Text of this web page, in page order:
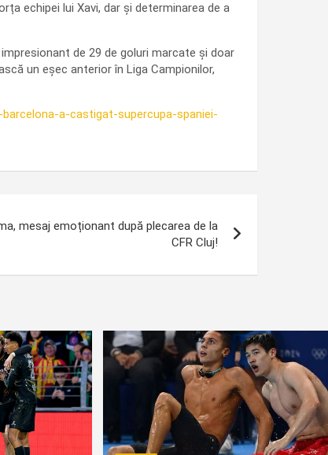
echipei lui Xavi, dar și determinarea de a
de 29 de goluri marcate și doar
un eșec anterior în Liga Campionilor,
a-castigat-supercupa-spaniei-
mesaj emoționant după plecarea de la
CFR Cluj!